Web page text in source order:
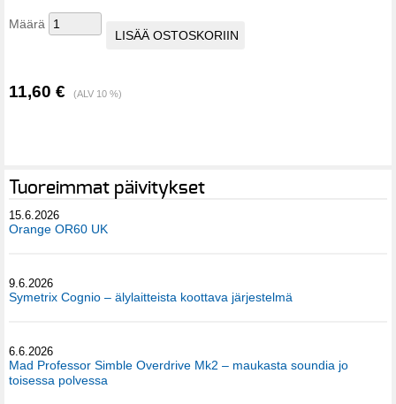
Määrä
11,60 € (ALV 10 %)
Tuoreimmat päivitykset
15.6.2026
Orange OR60 UK
9.6.2026
Symetrix Cognio – älylaitteista koottava järjestelmä
6.6.2026
Mad Professor Simble Overdrive Mk2 – maukasta soundia jo
toisessa polvessa